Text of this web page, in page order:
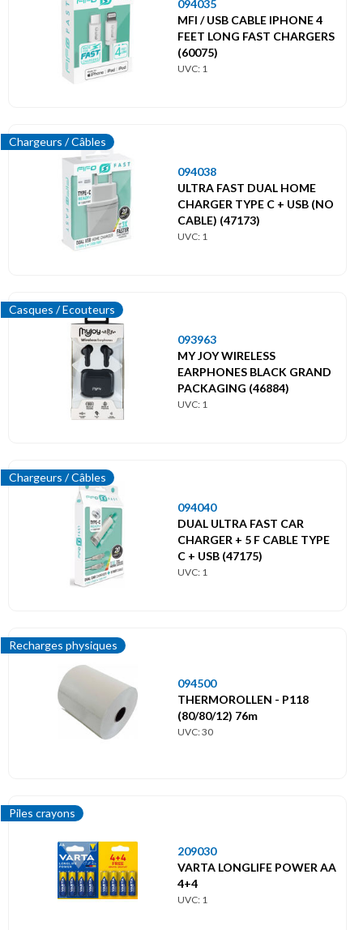
094035
MFI / USB CABLE IPHONE 4
FEET LONG FAST CHARGERS
(60075)
UVC: 1
Chargeurs / Câbles
094038
ULTRA FAST DUAL HOME
CHARGER TYPE C + USB (NO
CABLE) (47173)
UVC: 1
Casques / Ecouteurs
093963
MY JOY WIRELESS
EARPHONES BLACK GRAND
PACKAGING (46884)
UVC: 1
Chargeurs / Câbles
094040
DUAL ULTRA FAST CAR
CHARGER + 5 F CABLE TYPE
C + USB (47175)
UVC: 1
Recharges physiques
094500
THERMOROLLEN - P118
(80/80/12) 76m
UVC: 30
Piles crayons
209030
VARTA LONGLIFE POWER AA
4+4
UVC: 1